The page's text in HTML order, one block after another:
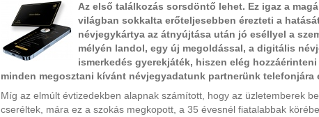
Az első találkozás sorsdöntő lehet. Ez igaz a
világban sokkalta erőteljesebben érezteti a
névjegykártya az átnyújtása után jó eséllyel a
mélyén landol, egy új megoldással, a digitális
ismerkedés gyerekjáték, hiszen elég
minden megosztani kívánt névjegyadatunk partnerünk telefonjára
Míg az elmúlt évtizedekben alapnak számított, hogy az üzletemberek
cseréltek, mára ez a szokás megkopott, a 35 évesnél fiatalabbak